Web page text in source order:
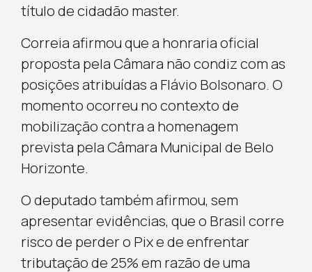
título de cidadão master.
Correia afirmou que a honraria oficial
proposta pela Câmara não condiz com as
posições atribuídas a Flávio Bolsonaro. O
momento ocorreu no contexto de
mobilização contra a homenagem
prevista pela Câmara Municipal de Belo
Horizonte.
O deputado também afirmou, sem
apresentar evidências, que o Brasil corre
risco de perder o Pix e de enfrentar
tributação de 25% em razão de uma